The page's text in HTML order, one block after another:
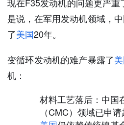
现在F35发动机的问题更严
是说，在军用发动机领域，
了美国20年。
变循环发动机的难产暴露了
机：
材料工艺落后：中国
（CMC）领域已申